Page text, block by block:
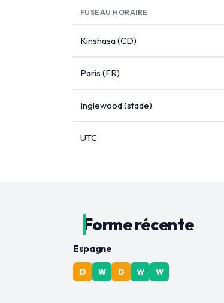
FUSEAU HORAIRE
Kinshasa (CD)
Paris (FR)
Inglewood (stade)
UTC
Forme récente
Espagne
D W D W W